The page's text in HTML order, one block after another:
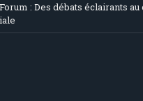
: Des débats éclairants